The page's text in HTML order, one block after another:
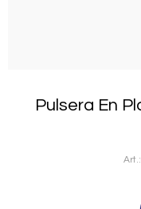
Pulsera En